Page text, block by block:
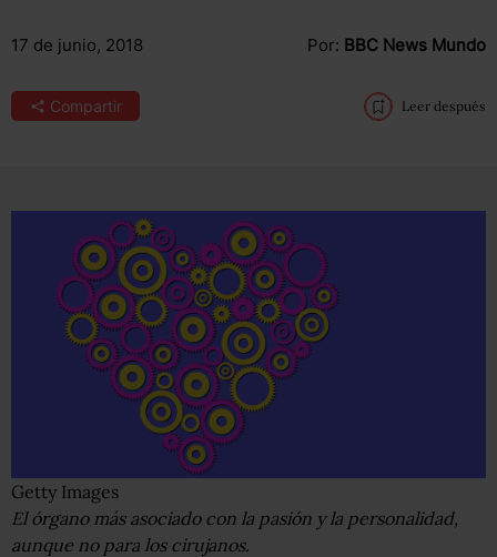
17 de junio, 2018 Por: BBC News Mundo
Compartir Leer después
Getty Images
El órgano más asociado con la pasión y la personalidad,
aunque no para los cirujanos.